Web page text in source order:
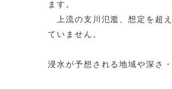
ます。
上流の支川氾濫、想定を超
ていません。
浸水が予想される地域や深さ